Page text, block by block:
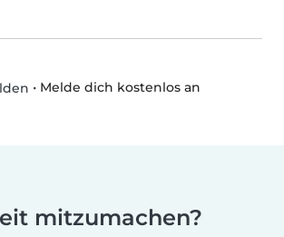
• Melde dich kostenlos an
mitzumachen?